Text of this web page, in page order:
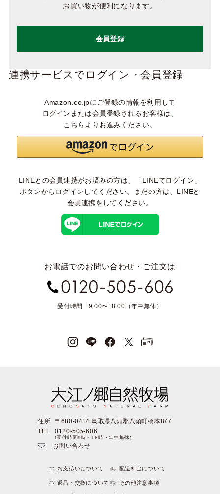
お買い物が便利になります。
会員登録
連携サービスでログイン・会員登録
Amazon.co.jpにご登録の情報を利用して
ログインまたは会員登録されるお客様は、
こちらよりお進みください。
LINEとの会員連携がお済みの方は、「LINEでログイン」
ボタンからログインしてください。まだの方は、 LINEと
会員連携をしてください。
お電話でのお問い合わせ・ご注文は
受付時間 9:00〜18:00（年中無休）
住所
〒680-0414 鳥取県八頭郡八頭町橋本877
TEL
0120-505-606
(受付時間9時～18時・年中無休)
お問い合わせ
お支払いについて 配送料金について
返品・交換について その他注意事項